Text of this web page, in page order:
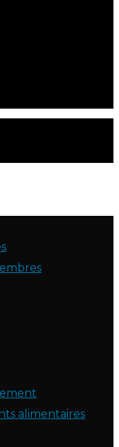
alimentaires